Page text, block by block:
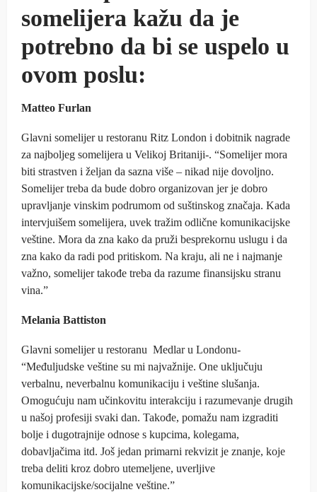
somelijera kažu da je
potrebno da bi se uspelo u
ovom poslu:
Matteo Furlan
Glavni somelijer u restoranu Ritz London i dobitnik nagrade
za najboljeg somelijera u Velikoj Britaniji-. “Somelijer mora
biti strastven i željan da sazna više – nikad nije dovoljno.
Somelijer treba da bude dobro organizovan jer je dobro
upravljanje vinskim podrumom od suštinskog značaja. Kada
intervjuišem somelijera, uvek tražim odlične komunikacijske
veštine. Mora da zna kako da pruži besprekornu uslugu i da
zna kako da radi pod pritiskom. Na kraju, ali ne i najmanje
važno, somelijer takođe treba da razume finansijsku stranu
vina.”
Melania Battiston
Glavni somelijer u restoranu Medlar u Londonu-
“Međuljudske veštine su mi najvažnije. One uključuju
verbalnu, neverbalnu komunikaciju i veštine slušanja.
Omogućuju nam učinkovitu interakciju i razumevanje drugih
u našoj profesiji svaki dan. Takođe, pomažu nam izgraditi
bolje i dugotrajnije odnose s kupcima, kolegama,
dobavljačima itd. Još jedan primarni rekvizit je znanje, koje
treba deliti kroz dobro utemeljene, uverljive
komunikacijske/socijalne veštine.”